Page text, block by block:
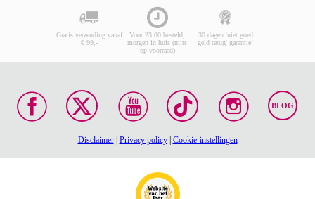
Gratis verzending vanaf
€ 99,-
Voor 23:00 besteld,
morgen in huis (mits
op voorraad)
30 dagen 'niet goed
geld terug' garantie!
BLOG
Disclaimer| Privacy policy| Cookie-instellingen